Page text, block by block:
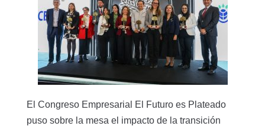
El Congreso Empresarial El Futuro es Plateado
puso sobre la mesa el impacto de la transición